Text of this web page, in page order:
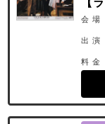
会
出 演
料 金